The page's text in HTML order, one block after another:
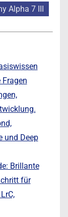
Alpha 7 III
und Deep
Brillante
für